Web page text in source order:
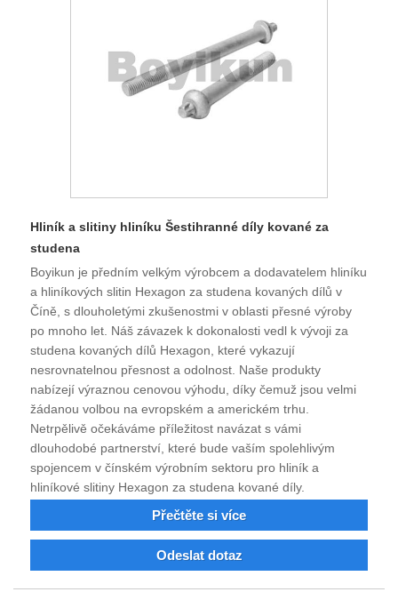
Hliník a slitiny hliníku Šestihranné díly kované za
studena
Boyikun je předním velkým výrobcem a dodavatelem hliníku
a hliníkových slitin Hexagon za studena kovaných dílů v
Číně, s dlouholetými zkušenostmi v oblasti přesné výroby
po mnoho let. Náš závazek k dokonalosti vedl k vývoji za
studena kovaných dílů Hexagon, které vykazují
nesrovnatelnou přesnost a odolnost. Naše produkty
nabízejí výraznou cenovou výhodu, díky čemuž jsou velmi
žádanou volbou na evropském a americkém trhu.
Netrpělivě očekáváme příležitost navázat s vámi
dlouhodobé partnerství, které bude vaším spolehlivým
spojencem v čínském výrobním sektoru pro hliník a
hliníkové slitiny Hexagon za studena kované díly.
Přečtěte si více
Odeslat dotaz